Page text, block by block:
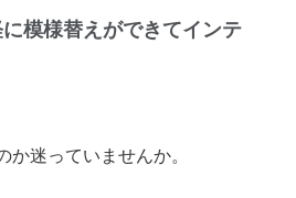
模様替えができてインテ
迷っていませんか。